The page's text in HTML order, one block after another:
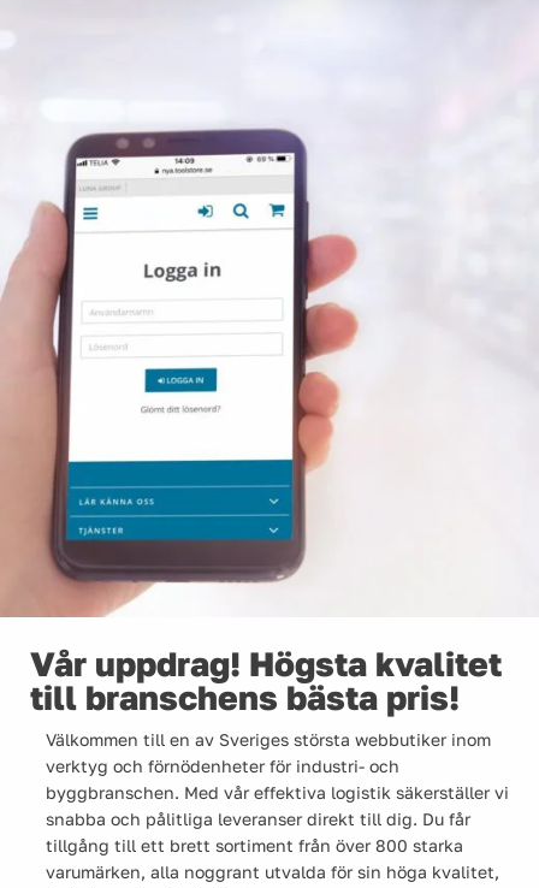
Vår uppdrag! Högsta kvalitet
till branschens bästa pris!
Välkommen till en av Sveriges största webbutiker inom
verktyg och förnödenheter för industri- och
byggbranschen. Med vår effektiva logistik säkerställer vi
snabba och pålitliga leveranser direkt till dig. Du får
tillgång till ett brett sortiment från över 800 starka
varumärken, alla noggrant utvalda för sin höga kvalitet,